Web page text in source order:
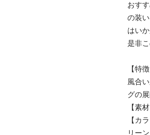
おす
の装
はい
是非
【特
風合
グの
【素
【カ
リー